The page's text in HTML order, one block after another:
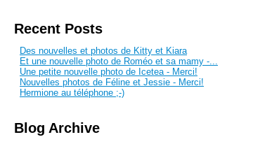
Recent Posts
Des nouvelles et photos de Kitty et Kiara
Et une nouvelle photo de Roméo et sa mamy -...
Une petite nouvelle photo de Icetea - Merci!
Nouvelles photos de Féline et Jessie - Merci!
Hermione au téléphone ;-)
Blog Archive